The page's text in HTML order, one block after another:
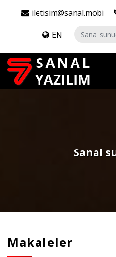
iletisim@sanal.mobi
EN
Sanal
Makaleler